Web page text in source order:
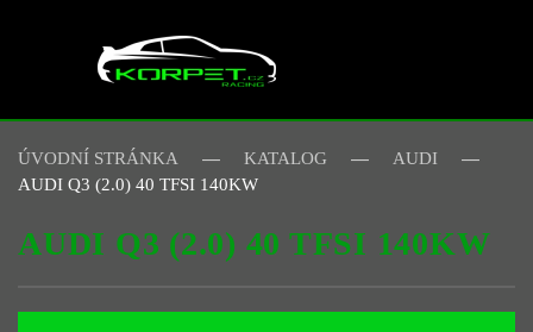
Skip to main content
ÚVODNÍ STRÁNKA KATALOG
AUDI
AUDI Q3 (2.0) 40 TFSI 140KW
AUDI Q3 (2.0) 40 TFSI 140KW